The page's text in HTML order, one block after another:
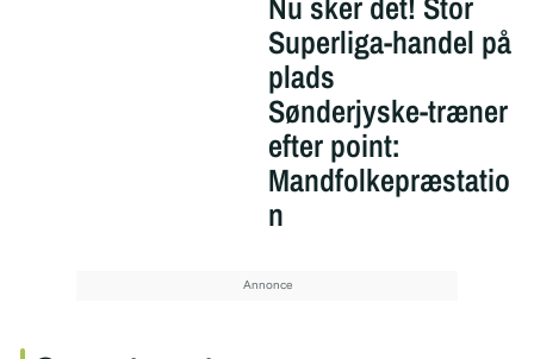
Superliga-handel på
plads
Sønderjyske-træner
efter point:
Mandfolkepræstatio
n